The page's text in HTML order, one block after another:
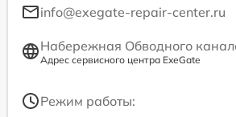
info@exegate-repair-center.ru
Набережная Обводного
Адрес сервисного центра ExeGate
Режим работы: